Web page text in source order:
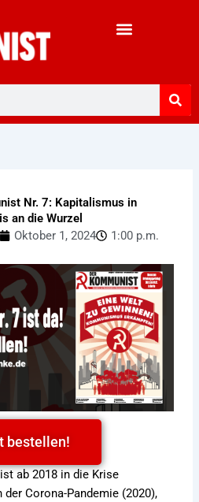
Nr. 7: Kapitalismus in
an die Wurzel
Oktober 1, 2024
1:00 p.m.
bestellen!
ab 2018 in die Krise
Corona-Pandemie (2020),